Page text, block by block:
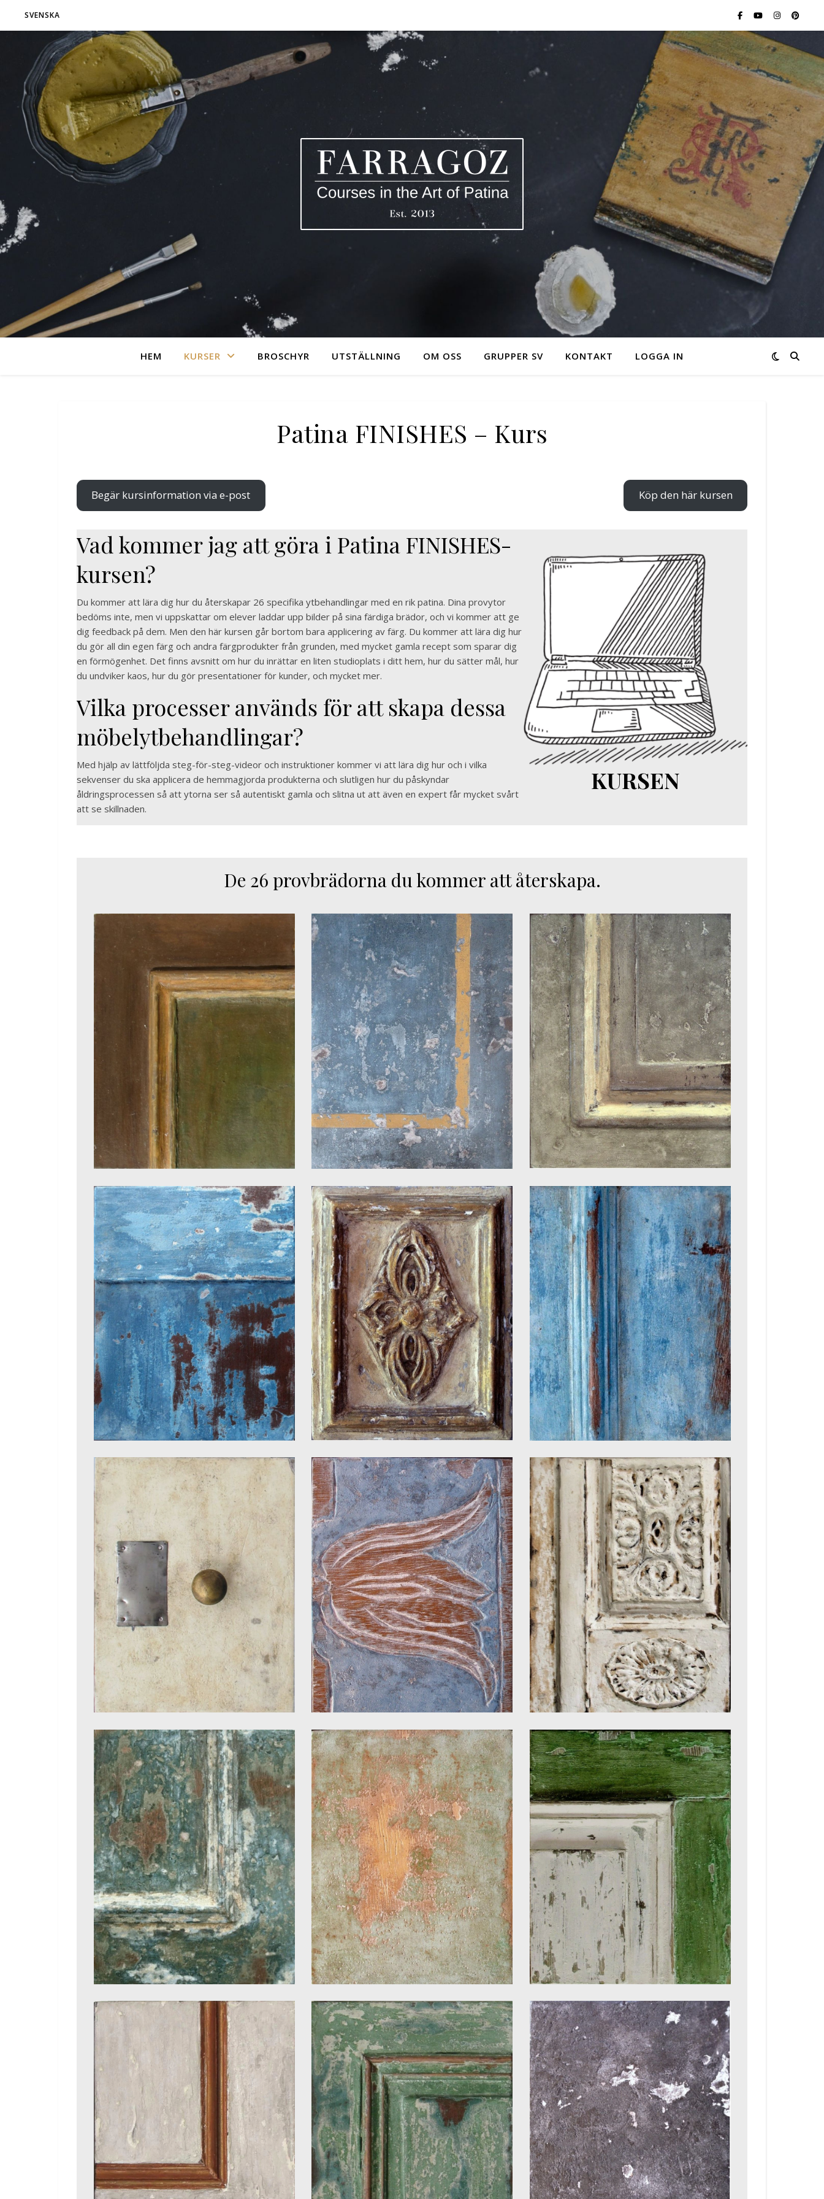
SVENSKA
HEM KURSER BROSCHYR UTSTÄLLNING OM OSS GRUPPER SV KONTAKT LOGGA IN
Patina FINISHES – Kurs
Begär kursinformation via e-post Köp den här kursen
Vad kommer jag att göra i Patina FINISHES-
kursen?
Du kommer att lära dig hur du återskapar 26 specifika ytbehandlingar med en rik patina. Dina provytor
bedöms inte, men vi uppskattar om elever laddar upp bilder på sina färdiga brädor, och vi kommer att ge
dig feedback på dem. Men den här kursen går bortom bara applicering av färg. Du kommer att lära dig hur
du gör all din egen färg och andra färgprodukter från grunden, med mycket gamla recept som sparar dig
en förmögenhet. Det finns avsnitt om hur du inrättar en liten studioplats i ditt hem, hur du sätter mål, hur
du undviker kaos, hur du gör presentationer för kunder, och mycket mer.
Vilka processer används för att skapa dessa
möbelytbehandlingar?
Med hjälp av lättföljda steg-för-steg-videor och instruktioner kommer vi att lära dig hur och i vilka
sekvenser du ska applicera de hemmagjorda produkterna och slutligen hur du påskyndar
åldringsprocessen så att ytorna ser så autentiskt gamla och slitna ut att även en expert får mycket svårt
att se skillnaden.
KURSEN
De 26 provbrädorna du kommer att återskapa.